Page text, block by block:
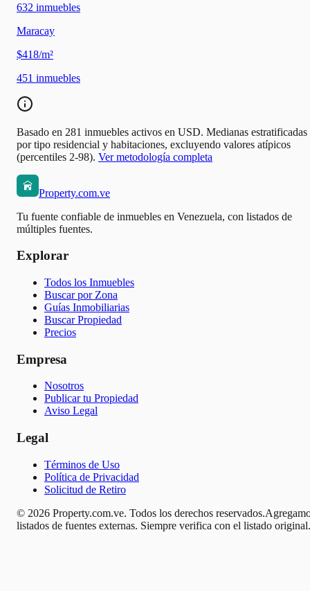
632 inmuebles
Maracay
$418/m²
451 inmuebles
Basado en 281 inmuebles activos en USD. Medianas estratificadas
por tipo residencial y habitaciones, excluyendo valores atípicos
(percentiles 2-98). Ver metodología completa
Property.com.ve
Tu fuente confiable de inmuebles en Venezuela, con listados de
múltiples fuentes.
Explorar
Todos los Inmuebles
Buscar por Zona
Guías Inmobiliarias
Buscar Propiedad
Precios
Empresa
Nosotros
Publicar tu Propiedad
Aviso Legal
Legal
Términos de Uso
Política de Privacidad
Solicitud de Retiro
© 2026 Property.com.ve. Todos los derechos reservados.
listados de fuentes externas. Siempre verifica con el listado original.